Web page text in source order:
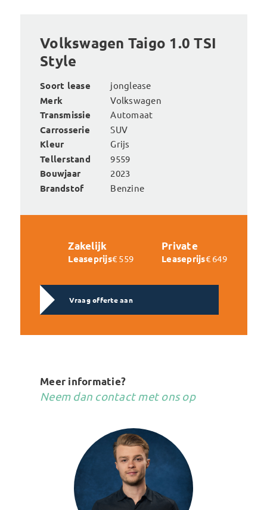
Volkswagen Taigo 1.0 TSI
Style
Soort lease jonglease
Merk Volkswagen
Transmissie Automaat
Carrosserie SUV
Kleur Grijs
Tellerstand 9559
Bouwjaar 2023
Brandstof Benzine
Zakelijk
Leaseprijs€ 559
Private
Leaseprijs€ 649
Vraag offerte aan
Meer informatie?
Neem dan contact met ons op